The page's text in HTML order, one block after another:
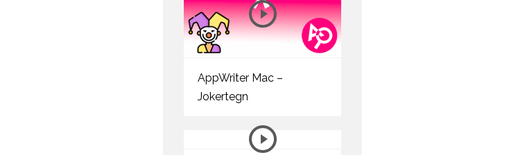
AppWriter Mac –
Jokertegn